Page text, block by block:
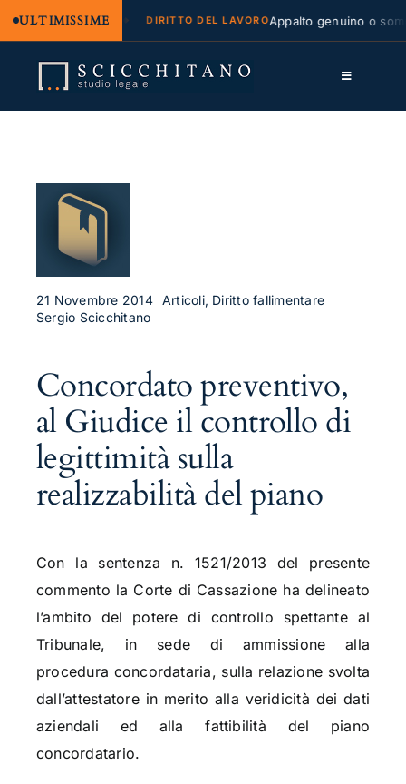
ULTIMISSIME
e regresso DIRITTO DEL LAVOROAppalto genuino o
contenuto
Toggle
Approfondimenti
Contatti
21 Novembre 2014 Articoli, Diritto fallimentare
Sergio Scicchitano
Concordato preventivo,
al Giudice il controllo di
legittimità sulla
realizzabilità del piano
Con la sentenza n. 1521/2013 del presente
commento la Corte di Cassazione ha delineato
l’ambito del potere di controllo spettante al
Tribunale, in sede di ammissione alla
procedura concordataria, sulla relazione svolta
dall’attestatore in merito alla veridicità dei dati
aziendali ed alla fattibilità del piano
concordatario.